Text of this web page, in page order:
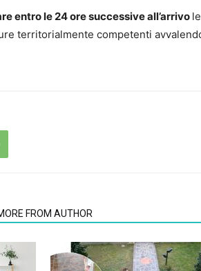
entro le 24 ore successive all’arrivo
territorialmente competenti
FROM AUTHOR